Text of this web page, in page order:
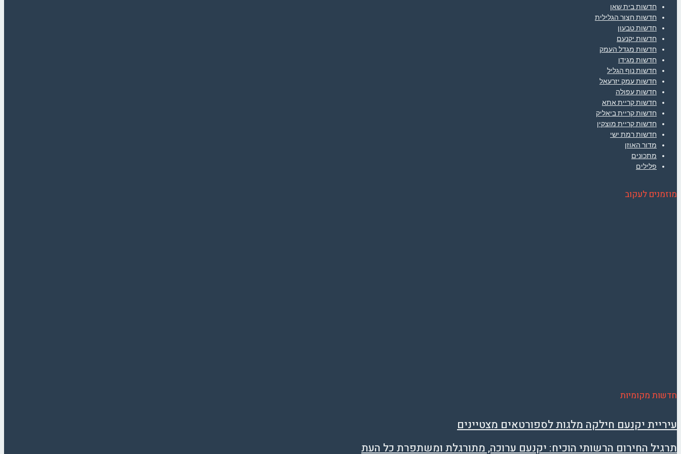
חדשות בית שאן
חדשות חצור הגלילית
חדשות טבעון
חדשות יקנעם
חדשות מגדל העמק
חדשות מגידו
חדשות נוף הגליל
חדשות עמק יזרעאל
חדשות עפולה
חדשות קריית אתא
חדשות קריית ביאליק
חדשות קריית מוצקין
חדשות רמת ישי
מדור האוזן
מתכונים
פלילים
מוזמנים לעקוב
חדשות מקומיות
עיריית יקנעם חילקה מלגות לספורטאים מצטיינים
תרגיל החירום הרשותי הוכיח: יקנעם ערוכה, מתורגלת ומשתפרת כל העת